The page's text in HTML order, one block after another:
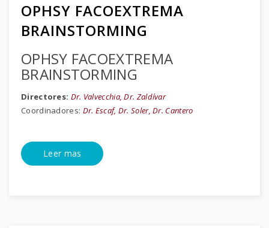
OPHSY FACOEXTREMA
BRAINSTORMING
OPHSY FACOEXTREMA
BRAINSTORMING
Directores: Dr. Valvecchia, Dr. Zaldívar
Coordinadores: Dr. Escaf, Dr. Soler, Dr. Cantero
Leer mas